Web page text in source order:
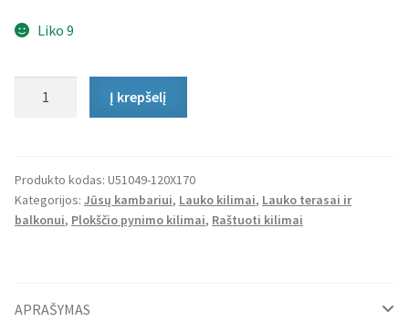
Liko 9
Avero
Į krepšelį
Produkto kodas: U51049-120X170
Kategorijos: Jūsų kambariui, Lauko kilimai, Lauko terasai ir
balkonui, Plokščio pynimo kilimai, Raštuoti kilimai
APRAŠYMAS